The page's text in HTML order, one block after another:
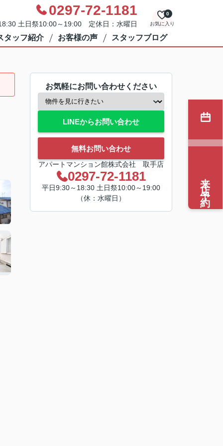
0297-72-1181
土日祭10:00～19:00 定休日：水曜日 お気に入り
0
タッフ紹介 お客様の声 スタッフブログ
お気軽にお問い合わせください
LINEからお問い合わせ
無料お問い合わせ
アパートマンション館株式会社 取手店
0297-72-1181
平日9:30～18:30 土日祭10:00～19:00
（休：水曜日）
来店予約